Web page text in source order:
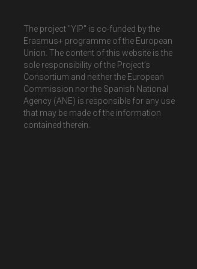
The project "YIP" is co-funded by the
Erasmus+ programme of the European
Union. The content of this website is the
sole responsibility of the Project’s
Consortium and neither the European
Commission nor the Spanish National
Agency (ANE) is responsible for any use
that may be made of the information
contained therein.